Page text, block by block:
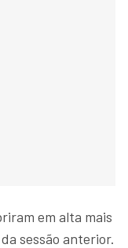
em alta mais
sessão anterior.